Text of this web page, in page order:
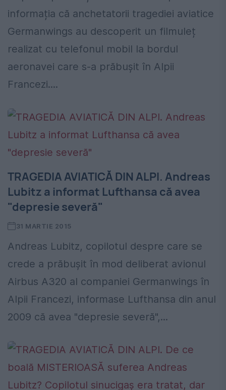
informația că anchetatorii tragediei aviatice
Germanwings au descoperit un filmuleț
realizat cu telefonul mobil la bordul
aeronavei care s-a prăbușit în Alpii
Francezi....
TRAGEDIA AVIATICĂ DIN ALPI. Andreas
Lubitz a informat Lufthansa că avea
"depresie severă"
31 MARTIE 2015
Andreas Lubitz, copilotul despre care se
crede a prăbușit în mod deliberat avionul
Airbus A320 al companiei Germanwings în
Alpii Francezi, informase Lufthansa din anul
2009 că avea "depresie severă",...